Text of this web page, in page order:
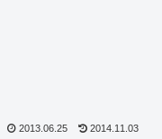
2013.06.25 2014.11.03